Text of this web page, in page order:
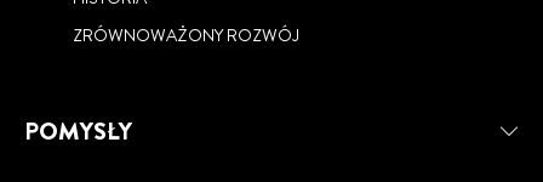
ZRÓWNOWAŻONY ROZWÓJ
POMYSŁY